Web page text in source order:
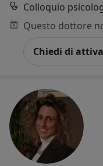
Colloquio
Chiedi di